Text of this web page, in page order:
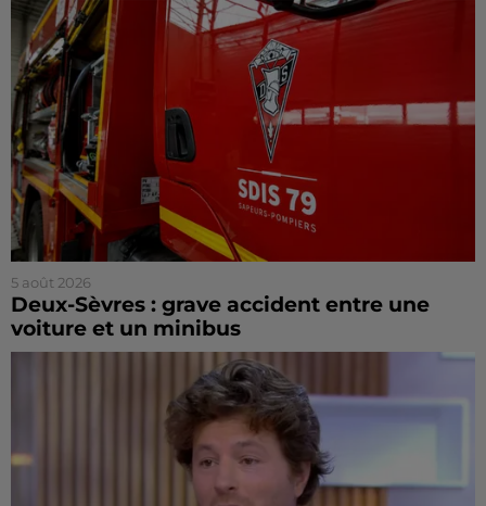
5 août 2026
Deux-Sèvres : grave accident entre une
voiture et un minibus